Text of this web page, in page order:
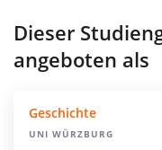
Dieser
angeboten als
Geschichte
UNI WÜRZBURG